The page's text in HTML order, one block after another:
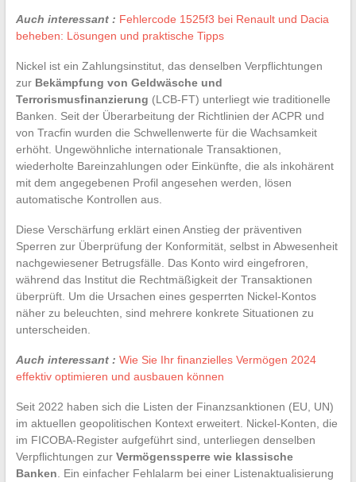
Auch interessant : Fehlercode 1525f3 bei Renault und Dacia
beheben: Lösungen und praktische Tipps
Nickel ist ein Zahlungsinstitut, das denselben Verpflichtungen
zur Bekämpfung von Geldwäsche und
Terrorismusfinanzierung (LCB-FT) unterliegt wie traditionelle
Banken. Seit der Überarbeitung der Richtlinien der ACPR und
von Tracfin wurden die Schwellenwerte für die Wachsamkeit
erhöht. Ungewöhnliche internationale Transaktionen,
wiederholte Bareinzahlungen oder Einkünfte, die als inkohärent
mit dem angegebenen Profil angesehen werden, lösen
automatische Kontrollen aus.
Diese Verschärfung erklärt einen Anstieg der präventiven
Sperren zur Überprüfung der Konformität, selbst in Abwesenheit
nachgewiesener Betrugsfälle. Das Konto wird eingefroren,
während das Institut die Rechtmäßigkeit der Transaktionen
überprüft. Um die Ursachen eines gesperrten Nickel-Kontos
näher zu beleuchten, sind mehrere konkrete Situationen zu
unterscheiden.
Auch interessant : Wie Sie Ihr finanzielles Vermögen 2024
effektiv optimieren und ausbauen können
Seit 2022 haben sich die Listen der Finanzsanktionen (EU, UN)
im aktuellen geopolitischen Kontext erweitert. Nickel-Konten, die
im FICOBA-Register aufgeführt sind, unterliegen denselben
Verpflichtungen zur Vermögenssperre wie klassische
Banken . Ein einfacher Fehlalarm bei einer Listenaktualisierung